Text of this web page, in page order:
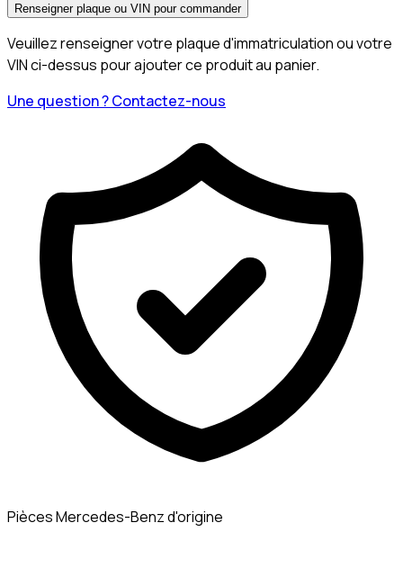
Renseigner plaque ou VIN pour commander
Veuillez renseigner votre plaque d'immatriculation ou votre
VIN ci-dessus pour ajouter ce produit au panier.
Une question ? Contactez-nous
Pièces Mercedes-Benz d'origine